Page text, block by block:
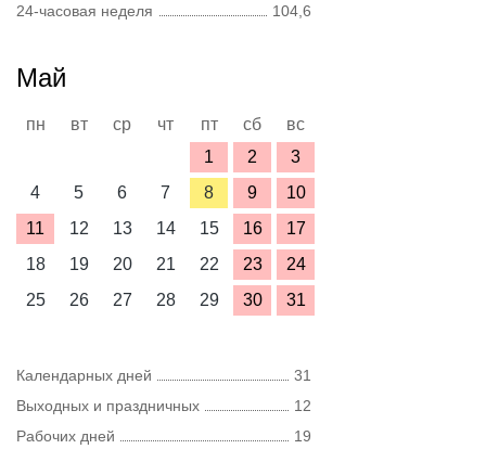
24-часовая неделя
104,6
Май
пн вт ср чт пт сб
вс
1
2
3
4
5 6 7 8 9
10
11
12 13 14 15 16
17
18
19 20 21 22 23
24
25
26 27 28 29 30 31
Календарных дней
31
Выходных и праздничных
12
Рабочих дней
19